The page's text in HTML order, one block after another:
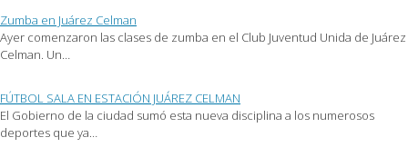
Zumba en Juárez Celman
Ayer comenzaron las clases de zumba en el Club Juventud Unida de Juárez
Celman. Un…
FÚTBOL SALA EN ESTACIÓN JUÁREZ CELMAN
El Gobierno de la ciudad sumó esta nueva disciplina a los numerosos
deportes que ya…